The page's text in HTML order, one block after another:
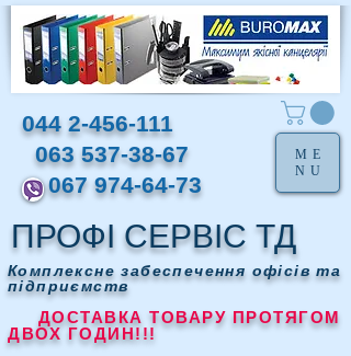
ПРОФІ СЕРВІС ТД
Комплексне забеспечення офісів та
підприємств
ДОСТАВКА ТОВАРУ ПРОТЯГОМ
ДВОХ ГОДИН!!!
044 2-456-111
063 537-38-67
067 974-64-73
ME
NU